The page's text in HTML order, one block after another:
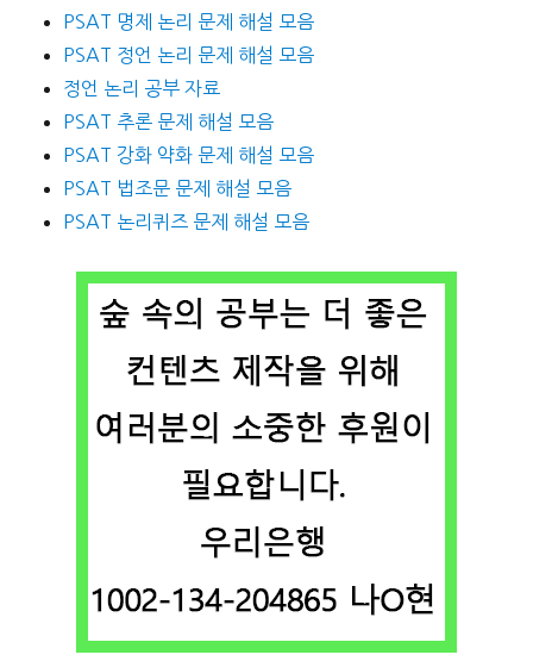
PSAT 명제 논리 문제 해설 모음
PSAT 정언 논리 문제 해설 모음
정언 논리 공부 자료
PSAT 추론 문제 해설 모음
PSAT 강화 약화 문제 해설 모음
PSAT 법조문 문제 해설 모음
PSAT 논리퀴즈 문제 해설 모음